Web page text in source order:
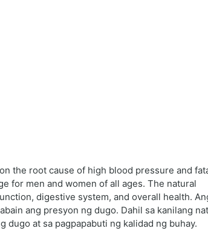
the root cause of high blood pressure and
for men and women of all ages. The natural
digestive system, and overall health.
ang presyon ng dugo. Dahil sa kanilang
dugo at sa pagpapabuti ng kalidad ng buhay.